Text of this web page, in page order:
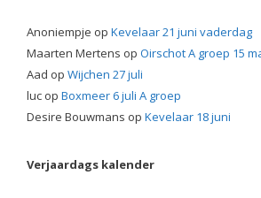
Anoniempje op Kevelaar 21 juni vaderdag
Maarten Mertens op Oirschot A groep 15
Aad op Wijchen 27 juli
luc op Boxmeer 6 juli A groep
Desire Bouwmans op Kevelaar 18 juni
Verjaardags kalender